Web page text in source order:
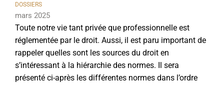
DOSSIERS
mars 2025
Toute notre vie tant privée que professionnelle est
réglementée par le droit. Aussi, il est paru important de
rappeler quelles sont les sources du droit en
s’intéressant à la hiérarchie des normes. Il sera
présenté ci-après les différentes normes dans l’ordre